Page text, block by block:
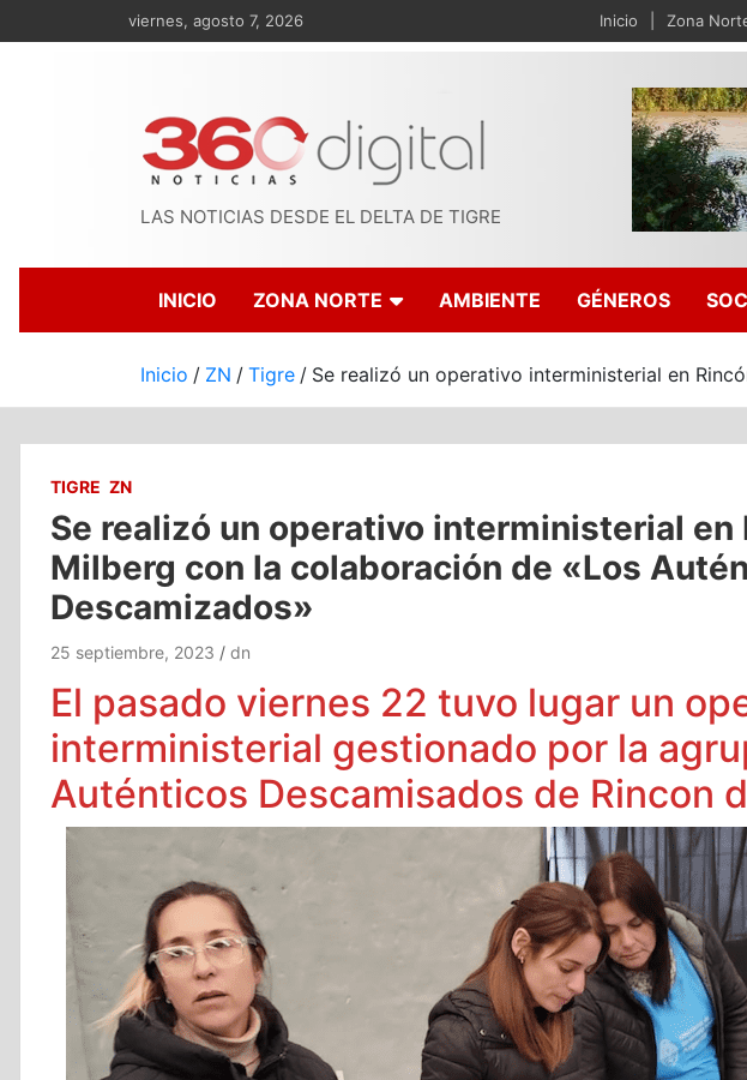
al
viernes, agosto 7, 2026 Inicio Zona
LAS NOTICIAS DESDE EL DELTA DE TIGRE
INICIO ZONA NORTE AMBIENTE GÉNEROS
Inicio ZN Tigre Se realizó un operativo interministerial en
TIGRE ZN
Se realizó un operativo interministerial en
Milberg con la colaboración de «Los
Descamizados»
25 septiembre, 2023 dn
El pasado viernes 22 tuvo lugar un
interministerial gestionado por la
Auténticos Descamisados de Rincon